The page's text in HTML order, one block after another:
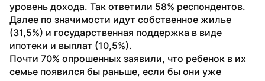
уровень дохода. Так ответили 58% респондентов.
Далее по значимости идут собственное жилье
(31,5%) и государственная поддержка в виде
ипотеки и выплат (10,5%).
Почти 70% опрошенных заявили, что ребенок в их
семье появился бы раньше, если бы они уже